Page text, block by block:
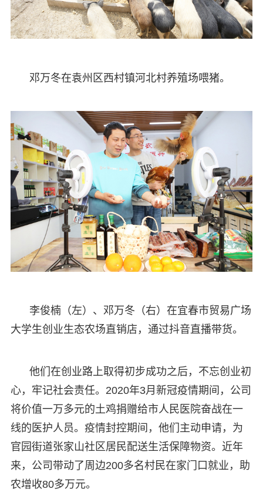
邓万冬在袁州区西村镇河北村养殖场喂猪。
李俊楠（左）、邓万冬（右）在宜春市贸易广场
大学生创业生态农场直销店，通过抖音直播带货。
他们在创业路上取得初步成功之后，不忘创业初
心，牢记社会责任。2020年3月新冠疫情期间，公司
将价值一万多元的土鸡捐赠给市人民医院奋战在一
线的医护人员。疫情封控期间，他们主动申请，为
官园街道张家山社区居民配送生活保障物资。近年
来，公司带动了周边200多名村民在家门口就业，助
农增收80多万元。